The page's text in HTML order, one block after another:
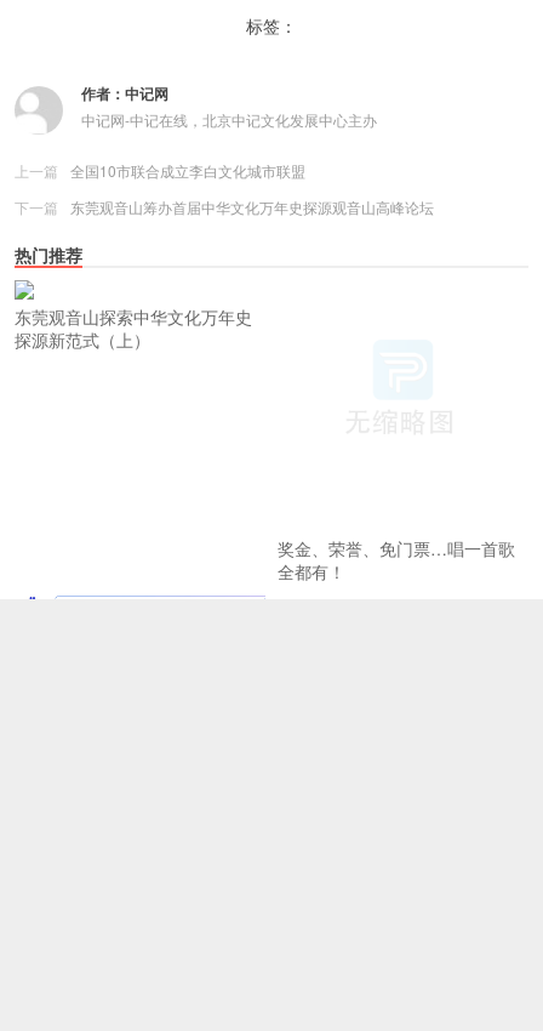
标签：
作者： 中记网
中记网-中记在线，北京中记文化发展中心主办
上一篇
全国10市联合成立李白文化城市联盟
下一篇
东莞观音山筹办首届中华文化万年史探源观音山高峰论坛
热门推荐
东莞观音山探索中华文化万年史
探源新范式（上）
奖金、荣誉、免门票…唱一首歌
全都有！